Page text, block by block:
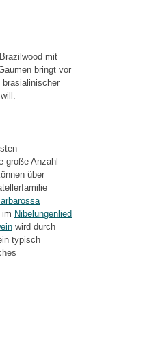
mit
bringt vor
große Anzahl
über
Nibelungenlied
wird durch
typisch